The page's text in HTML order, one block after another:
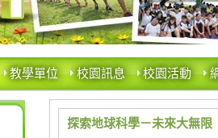
教學單位 校園訊息 校園活動
探索地球科學－未來大無限